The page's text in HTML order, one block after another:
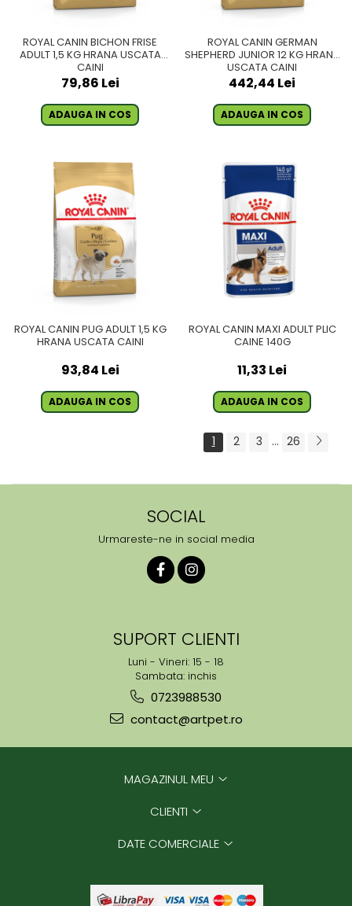
ROYAL CANIN BICHON FRISE
ADULT 1,5 KG HRANA USCATA
CAINI
79,86 Lei
ADAUGA IN COS
ROYAL CANIN GERMAN
SHEPHERD JUNIOR 12 KG HRANA
USCATA CAINI
442,44 Lei
ADAUGA IN COS
ROYAL CANIN PUG ADULT 1,5 KG
HRANA USCATA CAINI
93,84 Lei
ADAUGA IN COS
ROYAL CANIN MAXI ADULT PLIC
CAINE 140G
11,33 Lei
ADAUGA IN COS
1 2 3 ... 26
SOCIAL
Urmareste-ne in social media
SUPORT CLIENTI
Luni - Vineri: 15 - 18
Sambata: inchis
0723988530
contact@artpet.ro
MAGAZINUL MEU
CLIENTI
DATE COMERCIALE